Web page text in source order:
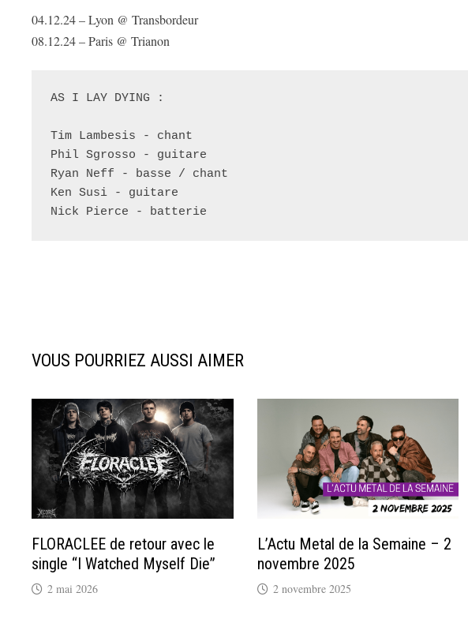
04.12.24 – Lyon @ Transbordeur
08.12.24 – Paris @ Trianon
AS I LAY DYING :
Tim Lambesis - chant
Phil Sgrosso - guitare
Ryan Neff - basse / chant
Ken Susi - guitare
Nick Pierce - batterie
VOUS POURRIEZ AUSSI AIMER
FLORACLEE de retour avec le
single “I Watched Myself Die”
2 mai 2026
L’Actu Metal de la Semaine – 2
novembre 2025
2 novembre 2025